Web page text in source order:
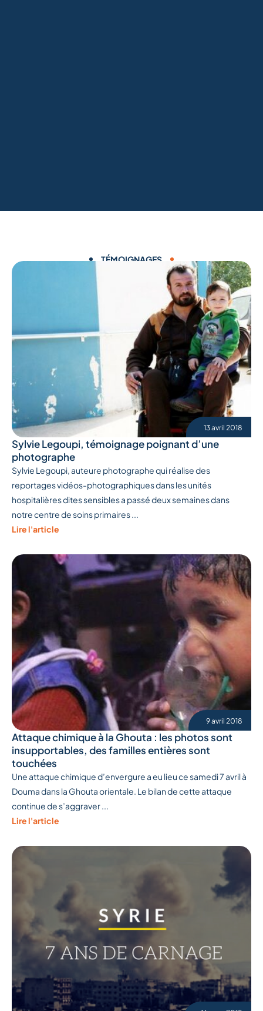
TÉMOIGNAGES
13 avril 2018
Sylvie Legoupi, témoignage poignant d’une
photographe
Sylvie Legoupi, auteure photographe qui réalise des
reportages vidéos-photographiques dans les unités
hospitalières dites sensibles a passé deux semaines dans
notre centre de soins primaires ...
Lire l'article
9 avril 2018
Attaque chimique à la Ghouta : les photos sont
insupportables, des familles entières sont
touchées
Une attaque chimique d’envergure a eu lieu ce samedi 7 avril à
Douma dans la Ghouta orientale. Le bilan de cette attaque
continue de s’aggraver ...
Lire l'article